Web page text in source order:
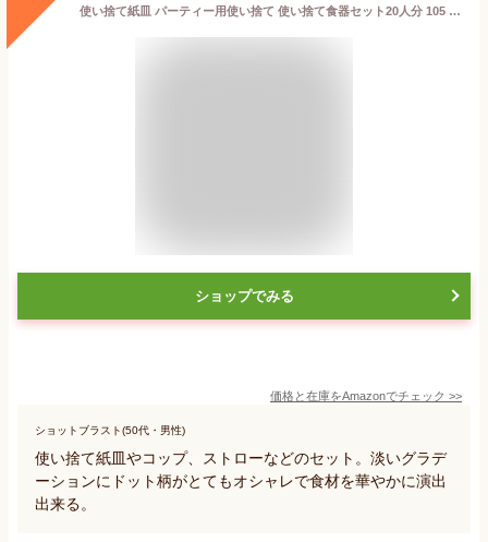
使い捨て紙皿 パーティー用使い捨て 使い捨て食器セット20人分 105 Pcs テーブルウェア 使い捨て食器用紙コップ ローズゴールド 誕生 パーティ ー
ショップでみる
価格と在庫をAmazonでチェック >>
ショットブラスト(50代・男性)
使い捨て紙皿やコップ、ストローなどのセット。淡いグラデ
ーションにドット柄がとてもオシャレで食材を華やかに演出
出来る。